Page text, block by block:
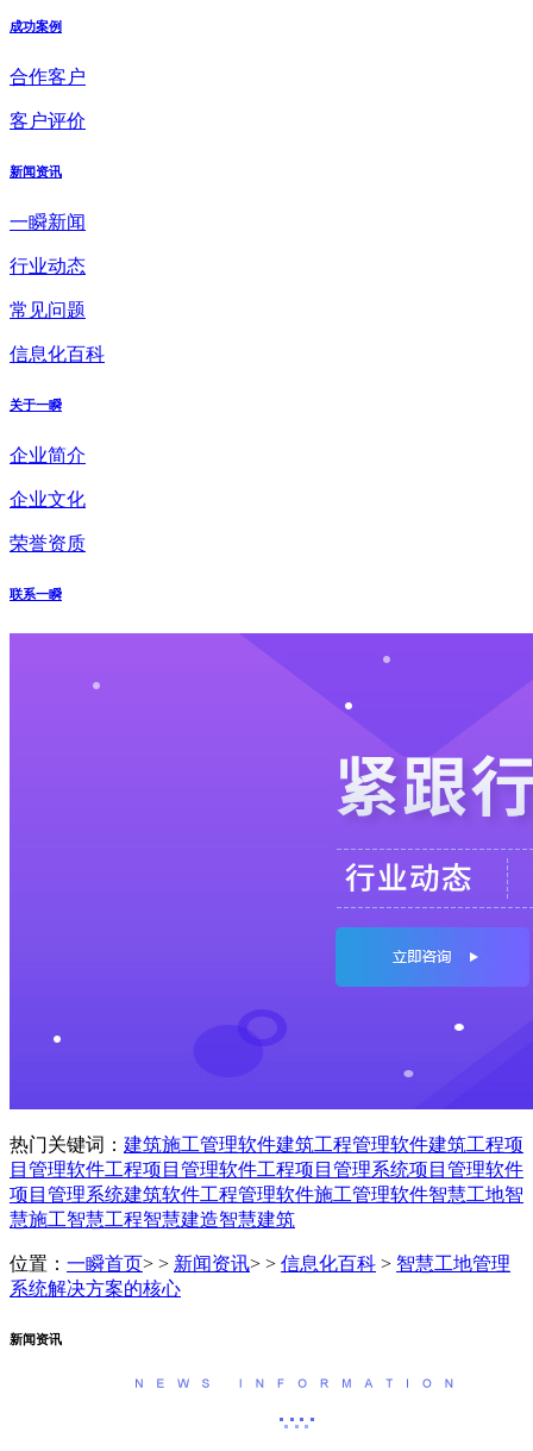
成功案例
合作客户
客户评价
新闻资讯
一瞬新闻
行业动态
常见问题
信息化百科
关于一瞬
企业简介
企业文化
荣誉资质
联系一瞬
热门关键词： 建筑施工管理软件建筑工程管理软件建筑工程项
目管理软件工程项目管理软件工程项目管理系统项目管理软件
项目管理系统建筑软件工程管理软件施工管理软件智慧工地智
慧施工智慧工程智慧建造智慧建筑
位置： 一瞬首页> > 新闻资讯> > 信息化百科 > 智慧工地管理
系统解决方案的核心
新闻资讯